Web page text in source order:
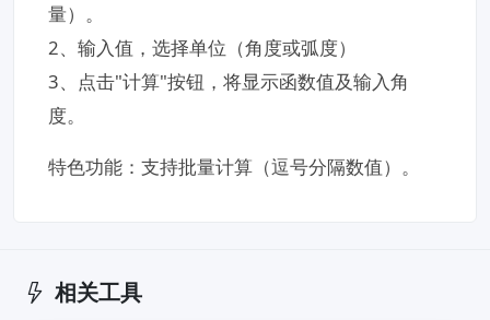
量）。
2、输入值，选择单位（角度或弧度）
3、点击"计算"按钮，将显示函数值及输入角
度。
特色功能​：支持批量计算（逗号分隔数值）。
相关工具